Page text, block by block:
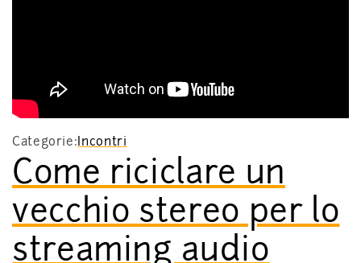
Categorie:Incontri
Come riciclare un
vecchio stereo per lo
streaming audio